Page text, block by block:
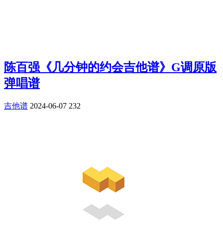
陈百强《几分钟的约会吉他谱》G调原版
弹唱谱
吉他谱 2024-06-07 232